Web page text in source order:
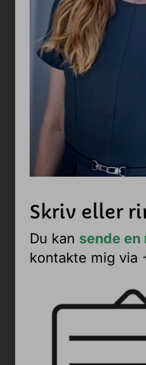
Skriv eller
Du kan sende en
kontakte mig via